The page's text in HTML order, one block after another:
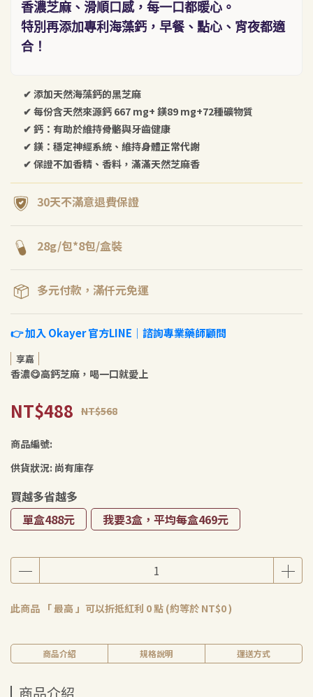
香濃芝麻、滑順口感，每一口都暖心。
特別再添加專利海藻鈣，早餐、點心、宵夜都適
合！
✔ 添加天然海藻鈣的黑芝麻
✔ 每份含天然來源鈣 667 mg+ 鎂89 mg+72種礦物質
✔ 鈣：有助於維持骨骼與牙齒健康
✔ 鎂：穩定神經系統、維持身體正常代謝
✔ 保證不加香精、香料，滿滿天然芝麻香
30天不滿意退費保證
28g/包*8包/盒裝
多元付款，滿仟元免運
👉 加入 Okayer 官方LINE｜諮詢專業藥師顧問
享嘉
香濃😋高鈣芝麻，喝一口就愛上
NT$488 NT$568
商品編號:
供貨狀況: 尚有庫存
買越多省越多
單盒488元
我要3盒，平均每盒469元
此商品 「 最高 」可以折抵紅利 0點 (約等於 NT$0)
商品介紹 規格說明 運送方式